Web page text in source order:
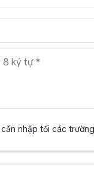
nhập tối các